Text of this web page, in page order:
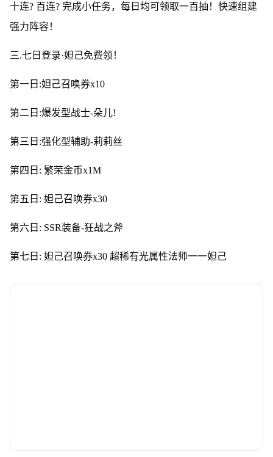
十连? 百连? 完成小任务，每日均可领取一百抽！快速组建
强力阵容！
三.七日登录·妲己免费领！
第一日:妲己召唤券x10
第二日:爆发型战士-朵儿!
第三日:强化型辅助-莉莉丝
第四日: 繁荣金币x1M
第五日: 妲己召唤券x30
第六日: SSR装备-狂战之斧
第七日: 妲己召唤券x30 超稀有光属性法师一一妲己